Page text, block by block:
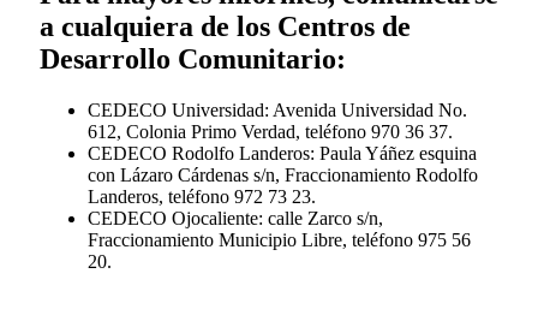
a cualquiera de los Centros de
Desarrollo Comunitario:
CEDECO Universidad: Avenida Universidad No.
612, Colonia Primo Verdad, teléfono 970 36 37.
CEDECO Rodolfo Landeros: Paula Yáñez esquina
con Lázaro Cárdenas s/n, Fraccionamiento Rodolfo
Landeros, teléfono 972 73 23.
CEDECO Ojocaliente: calle Zarco s/n,
Fraccionamiento Municipio Libre, teléfono 975 56
20.